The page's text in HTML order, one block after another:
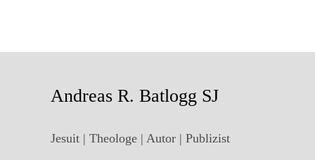
Andreas R. Batlogg SJ
Jesuit | Theologe | Autor | Publizist